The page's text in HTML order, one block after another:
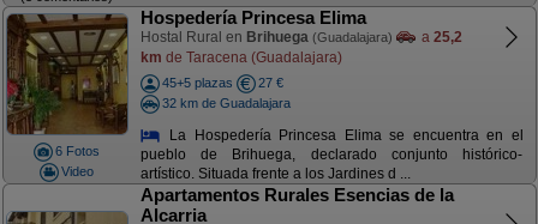
6 Fotos
Video
Hospedería Princesa Elima
Hostal Rural en Brihuega (Guadalajara) a 25,2
km de Taracena (Guadalajara)
45+5 plazas
27 €
32 km de Guadalajara
La Hospedería Princesa Elima se encuentra en el
pueblo de Brihuega, declarado conjunto histórico-
artístico. Situada frente a los Jardines d ...
Apartamentos Rurales Esencias de la
Alcarria